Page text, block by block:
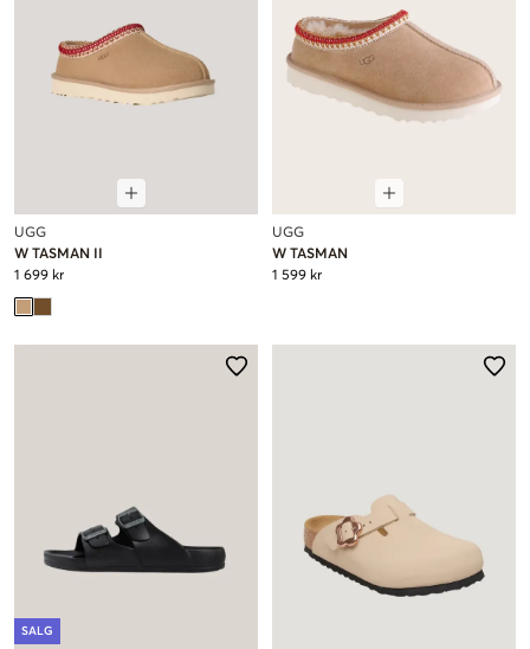
UGG
W TASMAN II
1 699 kr
UGG
W TASMAN
1 599 kr
SALG